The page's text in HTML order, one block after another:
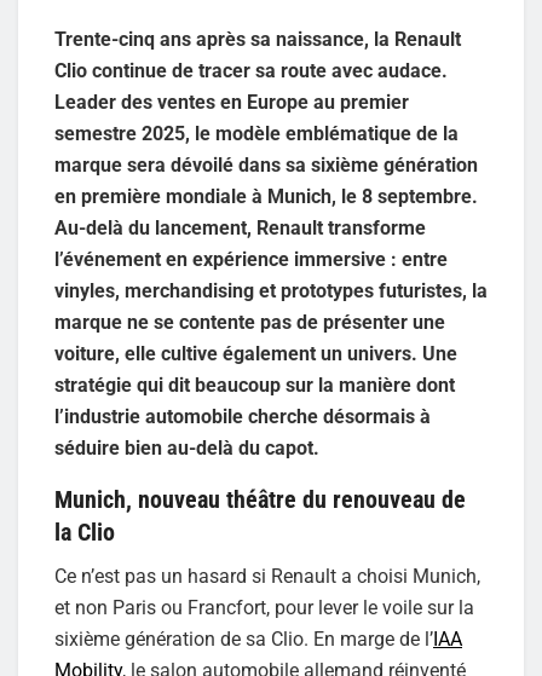
Trente-cinq ans après sa naissance, la Renault
Clio continue de tracer sa route avec audace.
Leader des ventes en Europe au premier
semestre 2025, le modèle emblématique de la
marque sera dévoilé dans sa sixième génération
en première mondiale à Munich, le 8 septembre.
Au-delà du lancement, Renault transforme
l’événement en expérience immersive : entre
vinyles, merchandising et prototypes futuristes, la
marque ne se contente pas de présenter une
voiture, elle cultive également un univers. Une
stratégie qui dit beaucoup sur la manière dont
l’industrie automobile cherche désormais à
séduire bien au-delà du capot.
Munich, nouveau théâtre du renouveau de
la Clio
Ce n’est pas un hasard si Renault a choisi Munich,
et non Paris ou Francfort, pour lever le voile sur la
sixième génération de sa Clio. En marge de l’ IAA
Mobility, le salon automobile allemand réinventé